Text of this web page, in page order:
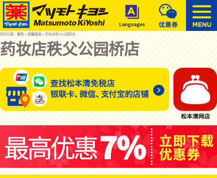
您的位置：首页»店铺活动» 药妆店秩父公园桥店
药妆店秩父公园桥店